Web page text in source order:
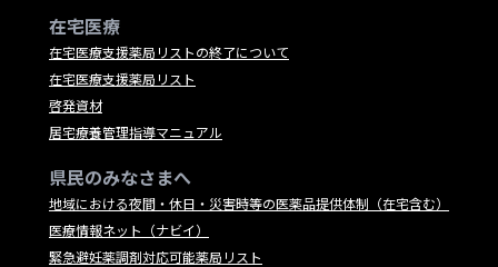
在宅医療
在宅医療支援薬局リストの終了について
在宅医療支援薬局リスト
啓発資材
居宅療養管理指導マニュアル
県民のみなさまへ
地域における夜間・休日・災害時等の医薬品提供体制（在宅含む）
医療情報ネット（ナビイ）
緊急避妊薬調剤対応可能薬局リスト